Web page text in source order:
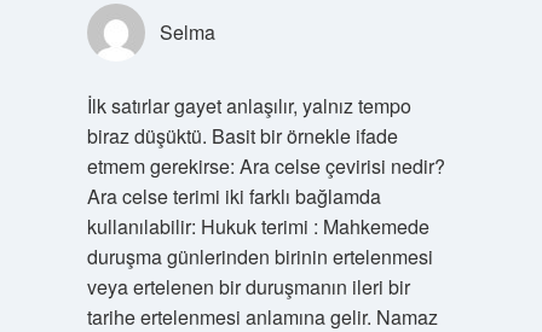
Selma
İlk satırlar gayet anlaşılır, yalnız tempo
biraz düşüktü. Basit bir örnekle ifade
etmem gerekirse: Ara celse çevirisi nedir?
Ara celse terimi iki farklı bağlamda
kullanılabilir: Hukuk terimi : Mahkemede
duruşma günlerinden birinin ertelenmesi
veya ertelenen bir duruşmanın ileri bir
tarihe ertelenmesi anlamına gelir. Namaz